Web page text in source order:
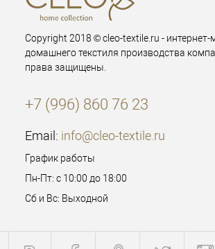
Copyright 2018 © cleo-textile.ru - интернет-
домашнего текстиля производства
права защищены.
+7 (996) 860 76 23
Email: info@cleo-textile.ru
График работы
Пн-Пт: с 10:00 до 18:00
Сб и Вс: Выходной